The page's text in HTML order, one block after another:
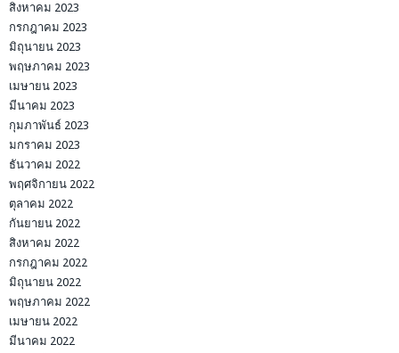
สิงหาคม 2023
กรกฎาคม 2023
มิถุนายน 2023
พฤษภาคม 2023
เมษายน 2023
มีนาคม 2023
กุมภาพันธ์ 2023
มกราคม 2023
ธันวาคม 2022
พฤศจิกายน 2022
ตุลาคม 2022
กันยายน 2022
สิงหาคม 2022
กรกฎาคม 2022
มิถุนายน 2022
พฤษภาคม 2022
เมษายน 2022
มีนาคม 2022